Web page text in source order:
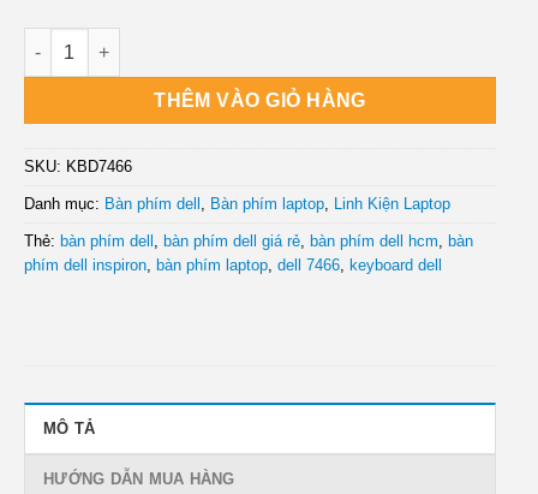
Công ty Bán BÀN PHÍM LAPTOP DELL 7466 Chất lượng số
THÊM VÀO GIỎ HÀNG
SKU: KBD7466
Danh mục: Bàn phím dell , Bàn phím laptop, Linh Kiện Laptop
Thẻ: bàn phím dell , bàn phím dell giá rẻ, bàn phím dell hcm, bàn
phím dell inspiron, bàn phím laptop, dell 7466, keyboard dell
MÔ TẢ
HƯỚNG DẪN MUA HÀNG